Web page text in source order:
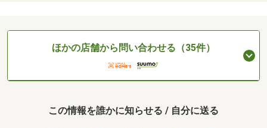
ほかの店舗から問い合わせる（35件）
この情報を誰かに知らせる / 自分に送る